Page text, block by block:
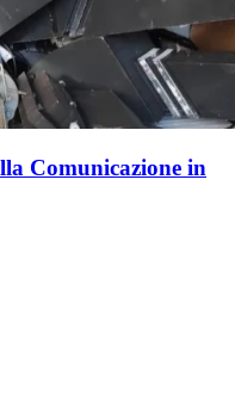
Comunicazione in